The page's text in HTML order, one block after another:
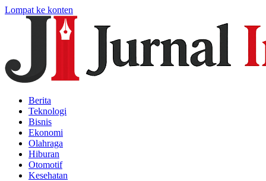
Lompat ke konten
Berita
Teknologi
Bisnis
Ekonomi
Olahraga
Hiburan
Otomotif
Kesehatan